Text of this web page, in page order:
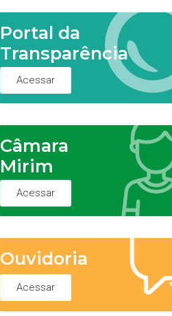
Portal da
Transparência
Acessar
Câmara
Mirim
Acessar
Ouvidoria
Acessar